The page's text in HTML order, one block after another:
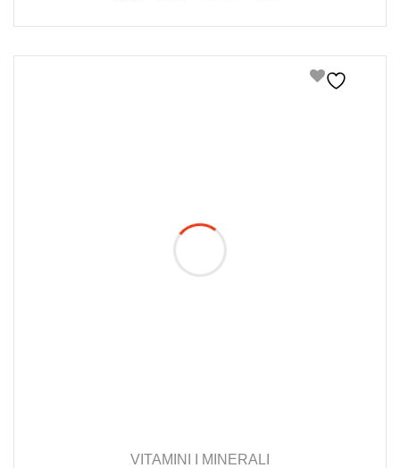
VITAMINI I MINERALI